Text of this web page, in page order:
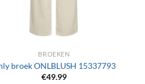
BROEKEN
broek ONLBLUSH 15337793
€49.99